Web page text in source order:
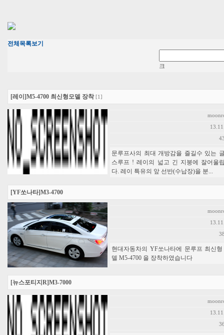
전체목록보기
크
[레이]M5-4700 최신형모델 장착 [1]
문루프사의 최대 개방감을 즐길수 있는
스루프 ! 레이의 넓고 긴 지붕에 잘어울
다. 레이 특유의 앞 선반(수납장)을 분...
[YF쏘나타]M3-4700
현대자동차의 YF쏘나타에 문루프 최신
델 M5-4700 을 장착하였습니다
[뉴스포티지R]M3-7000